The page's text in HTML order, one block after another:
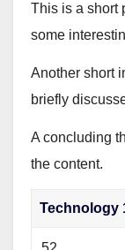
This is a short
some
Another short
briefly
A concluding
the content.
Technology